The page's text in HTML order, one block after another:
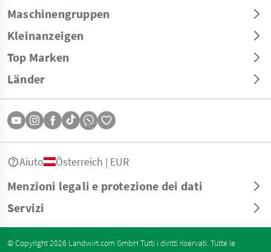
Maschinengruppen
Kleinanzeigen
Top Marken
Länder
Menzioni legali e protezione dei dati
Servizi
Aiuto Österreich | EUR
© Copyright 2026 Landwirt.com GmbH Tutti i diritti riservati. Tutte le